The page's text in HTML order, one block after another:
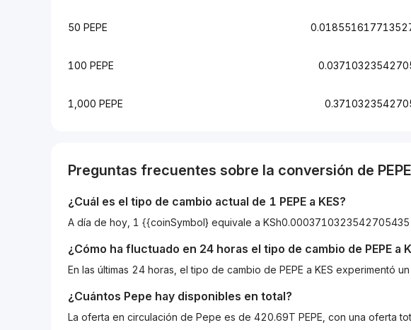
50 PEPE
100 PEPE
1,000 PEPE
Preguntas frecuentes sobre la conversión de PEPE
¿Cuál es el tipo de cambio actual de 1 PEPE a KES?
A día de hoy, 1 {{coinSymbol} equivale a KSh0.0003710323542705435
¿Cómo ha fluctuado en 24 horas el tipo de cambio de PEPE a
En las últimas 24 horas, el tipo de cambio de PEPE a KES experimentó
¿Cuántos Pepe hay disponibles en total?
La oferta en circulación de Pepe es de 420.69T PEPE, con una oferta